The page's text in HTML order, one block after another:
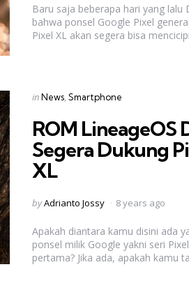
Baru saja beberapa hari yang lalu
bahwa ponsel Google Pixel
Pixel XL akan segera bisa
Categories
Posted
inNews Smartphone
ROM LineageOS
Segera Dukung
XL
Posted
byAdrianto Jossy 8 years ago
Apakah diantara kamu disini ada
ponsel milik Google yakni seri
pertama? Jika ada, apakah kamu